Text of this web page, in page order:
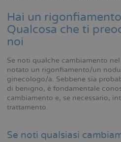
di
pane
Hai un
Qualcosa che ti
noi
Se noti qualche cambiamento
notato un rigonfiamento/un
ginecologo/a. Sebbene sia
di benigno, è fondamentale
cambiamento e, se necessario,
trattamento.
Se noti qualsiasi